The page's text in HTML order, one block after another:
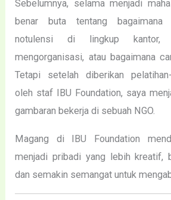
Sebelumnya, selama menjadi
benar buta tentang bagaimana
notulensi di lingkup kantor,
mengorganisasi, atau bagaimana
Tetapi setelah diberikan
oleh staf IBU Foundation, saya
gambaran bekerja di sebuah NGO.
Magang di IBU Foundation
menjadi pribadi yang lebih kreatif,
dan semakin semangat untuk